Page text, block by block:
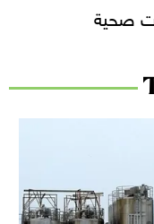
صحية